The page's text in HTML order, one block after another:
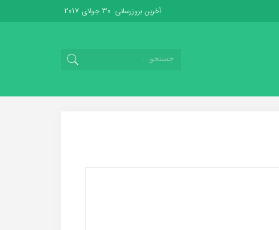
آخرین بروزرسانی: 30 جولای 2017